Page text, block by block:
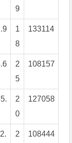
9
1
8
133114
2
5
108157
2
0
127058
2
108444